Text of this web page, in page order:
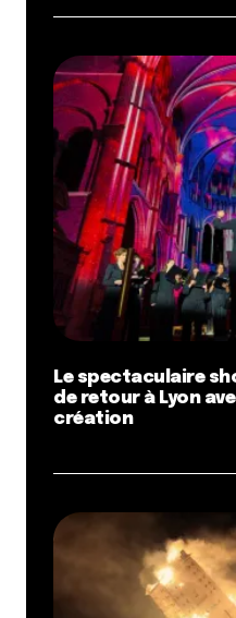
Le spectaculaire
de retour à Lyon
création